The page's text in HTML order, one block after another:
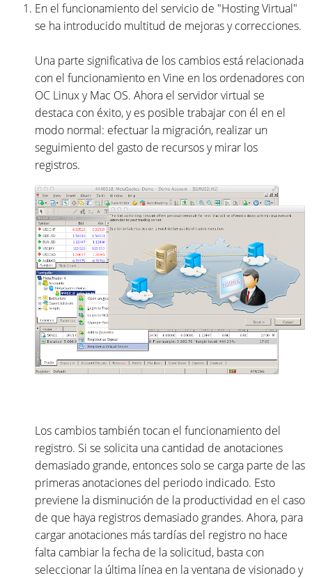
En el funcionamiento del servicio de "Hosting Virtual"
se ha introducido multitud de mejoras y correcciones.
Una parte significativa de los cambios está relacionada
con el funcionamiento en Vine en los ordenadores con
ОС Linux y Mac OS. Ahora el servidor virtual se
destaca con éxito, y es posible trabajar con él en el
modo normal: efectuar la migración, realizar un
seguimiento del gasto de recursos y mirar los
registros.
Los cambios también tocan el funcionamiento del
registro. Si se solicita una cantidad de anotaciones
demasiado grande, entonces solo se carga parte de las
primeras anotaciones del periodo indicado. Esto
previene la disminución de la productividad en el caso
de que haya registros demasiado grandes. Ahora, para
cargar anotaciones más tardías del registro no hace
falta cambiar la fecha de la solicitud, basta con
seleccionar la última línea en la ventana de visionado y